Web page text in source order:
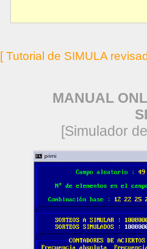
[ Tutorial de SIMULA
MANUAL
[Simulador